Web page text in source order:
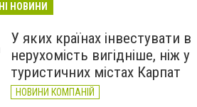
НОВИНИ
У яких країнах інвестувати в
нерухомість вигідніше, ніж у
туристичних містах Карпат
НОВИНИ КОМПАНІЙ